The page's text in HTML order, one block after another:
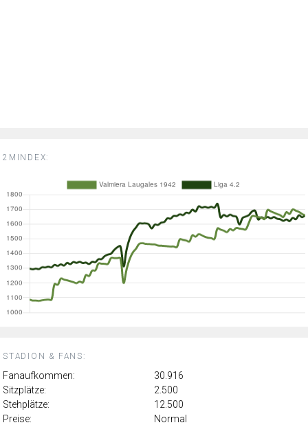
2MINDEX:
STADION & FANS:
Fanaufkommen:
30.916
Sitzplätze:
2.500
Stehplätze:
12.500
Preise:
Normal